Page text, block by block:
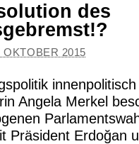
des
OKTOBER 2015
Angela Merkel
Präsident Erdoğan